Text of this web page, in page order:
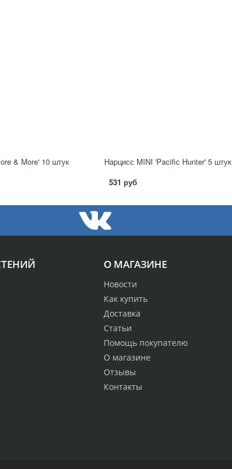
& More' 10 штук
Нарцисс MINI 'Pacific Hunter' 5 штук
531 руб
О МАГАЗИНЕ
Новости
Как купить
Доставка
Статьи
Помощь покупателю
О магазине
Отзывы
Контакты